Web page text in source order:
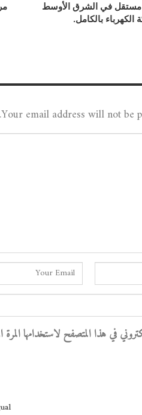
مستقل في الشرق الأوسط
الكهرباء بالكامل.
Your email address will not be
في هذا المتصفح لاستخدامها المرة